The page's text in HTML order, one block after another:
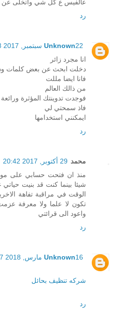
عالفيس ع كل شي واتخلى عن
رد
Unknown22 سبتمبر, 2017 14:48
انا مجرد زائر
دخلت ابحث عن بعض كلمات
فانا ايضا مللت
من ذالك العالم
فوجدت تدوينتك المؤثرة
فاذ سمحتي لي
ايمكنني استخدامها
رد
محمد 29 أكتوبر, 2017 20:42
منذ ان فتحت حسابي على
شيئا بينما كنت قد بنيت
الوقت في مراقبة تفاهة
تكون لا علما ولا معرفة
واعود الى قرائتي
رد
Unknown16 مارس, 2018 21:47
شركه تنظيف بحائل
رد